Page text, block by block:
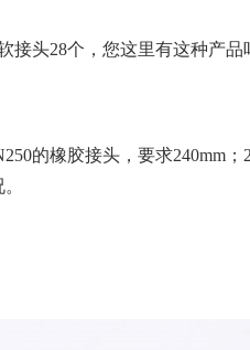
接头28个，您这里有这种产品
的橡胶接头，要求240mm